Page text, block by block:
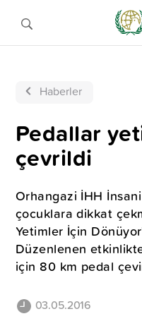
Haberler
Pedallar
çevrildi
Orhangazi İHH
çocuklara dikkat
Yetimler İçin
Düzenlenen
için 80 km pedal
03.05.2016